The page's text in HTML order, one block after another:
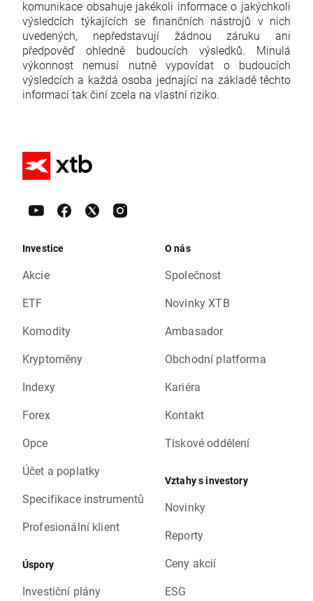
komunikace obsahuje jakékoli informace o jakýchkoli
výsledcích týkajících se finančních nástrojů v nich
uvedených, nepředstavují žádnou záruku ani
předpověď ohledně budoucích výsledků. Minulá
výkonnost nemusí nutně vypovídat o budoucích
výsledcích a každá osoba jednající na základě těchto
informací tak činí zcela na vlastní riziko.
Investice
Akcie
ETF
Komodity
Kryptoměny
Indexy
Forex
Opce
Účet a poplatky
Specifikace instrumentů
Profesionální klient
Úspory
Investiční plány
O nás
Společnost
Novinky XTB
Ambasador
Obchodní platforma
Kariéra
Kontakt
Tiskové oddělení
Vztahy s investory
Novinky
Reporty
Ceny akcií
ESG